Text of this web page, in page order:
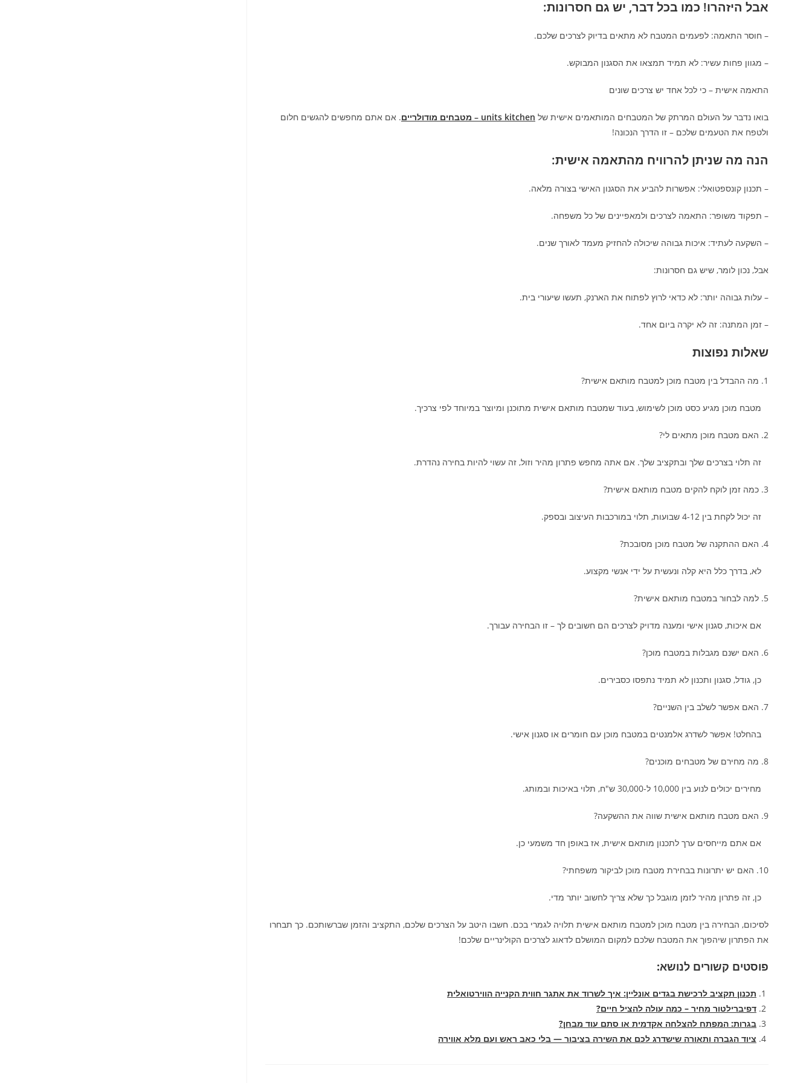
אבל היזהרו! כמו בכל דבר, יש גם חסרונות:
– חוסר התאמה: לפעמים המטבח לא מתאים בדיוק לצרכים שלכם.
– מגוון פחות עשיר: לא תמיד תמצאו את הסגנון המבוקש.
התאמה אישית – כי לכל אחד יש צרכים שונים
בואו נדבר על העולם המרתק של המטבחים המותאמים אישית של units kitchen – מטבחים מודולריים
. אם אתם מחפשים להגשים חלום
ולטפח את הטעמים שלכם – זו הדרך הנכונה!
הנה מה שניתן להרוויח מהתאמה אישית:
– תכנון קונספטואלי: אפשרות להביע את הסגנון האישי בצורה מלאה.
– תפקוד משופר: התאמה לצרכים ולמאפיינים של כל משפחה.
– השקעה לעתיד: איכות גבוהה שיכולה להחזיק מעמד לאורך שנים.
אבל, נכון לומר, שיש גם חסרונות:
– עלות גבוהה יותר: לא כדאי לרוץ לפתוח את הארנק, תעשו שיעורי בית.
– זמן המתנה: זה לא יקרה ביום אחד.
שאלות נפוצות
1. מה ההבדל בין מטבח מוכן למטבח מותאם אישית?
מטבח מוכן מגיע כסט מוכן לשימוש, בעוד שמטבח מותאם אישית מתוכנן ומיוצר במיוחד לפי צרכיך.
2. האם מטבח מוכן מתאים לי?
זה תלוי בצרכים שלך ובתקציב שלך. אם אתה מחפש פתרון מהיר וזול, זה עשוי להיות בחירה נהדרת.
3. כמה זמן לוקח להקים מטבח מותאם אישית?
זה יכול לקחת בין 4-12 שבועות, תלוי במורכבות העיצוב ובספק.
4. האם ההתקנה של מטבח מוכן מסובכת?
לא, בדרך כלל היא קלה ונעשית על ידי אנשי מקצוע.
5. למה לבחור במטבח מותאם אישית?
אם איכות, סגנון אישי ומענה מדויק לצרכים הם חשובים לך – זו הבחירה עבורך.
6. האם ישנם מגבלות במטבח מוכן?
כן, גודל, סגנון ותכנון לא תמיד נתפסו כסבירים.
7. האם אפשר לשלב בין השניים?
בהחלט! אפשר לשדרג אלמנטים במטבח מוכן עם חומרים או סגנון אישי.
8. מה מחירם של מטבחים מוכנים?
מחירים יכולים לנוע בין 10,000 ל-30,000 ש"ח, תלוי באיכות ובמותג.
9. האם מטבח מותאם אישית שווה את ההשקעה?
אם אתם מייחסים ערך לתכנון מותאם אישית, אז באופן חד משמעי כן.
10. האם יש יתרונות בבחירת מטבח מוכן לביקור משפחתי?
כן, זה פתרון מהיר לזמן מוגבל כך שלא צריך לחשוב יותר מדי.
לסיכום, הבחירה בין מטבח מוכן למטבח מותאם אישית תלויה לגמרי בכם. חשבו היטב על הצרכים שלכם, התקציב והזמן שברשותכם. כך תבחרו
את הפתרון שיהפוך את המטבח שלכם למקום המושלם לדאוג לצרכים הקולינריים שלכם!
פוסטים קשורים לנושא:
תכנון תקציב לרכישת בגדים אונליין: איך לשרוד את אתגר חווית הקנייה הווירטואלית
דפיברילטור מחיר – כמה עולה להציל חיים?
בגרות: המפתח להצלחה אקדמית או סתם עוד מבחן?
ציוד הגברה ותאורה שישדרג לכם את השירה בציבור — בלי כאב ראש ועם מלא אווירה